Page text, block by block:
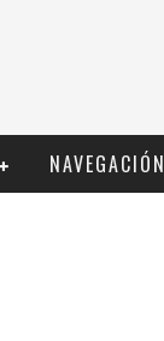
NAVEGACIÓN